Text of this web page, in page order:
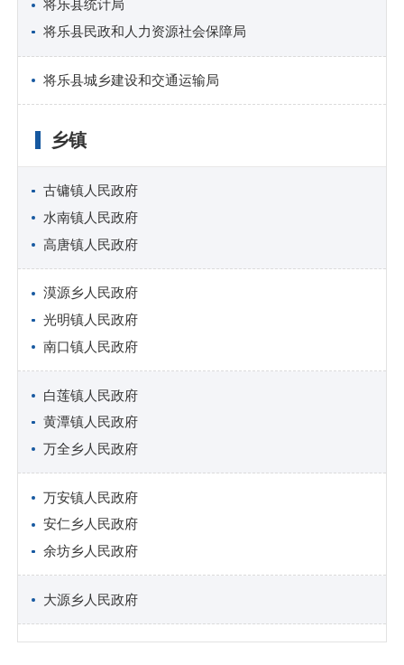
将乐县统计局
将乐县民政和人力资源社会保障局
将乐县城乡建设和交通运输局
乡镇
古镛镇人民政府
水南镇人民政府
高唐镇人民政府
漠源乡人民政府
光明镇人民政府
南口镇人民政府
白莲镇人民政府
黄潭镇人民政府
万全乡人民政府
万安镇人民政府
安仁乡人民政府
余坊乡人民政府
大源乡人民政府